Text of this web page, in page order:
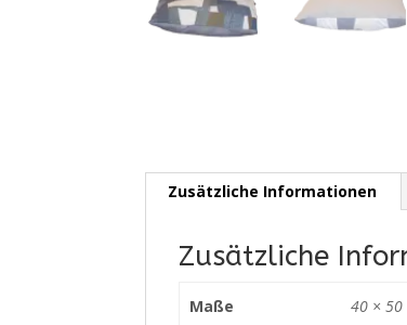
Zusätzliche Informationen
Zusätzliche
Maße 40 × 50